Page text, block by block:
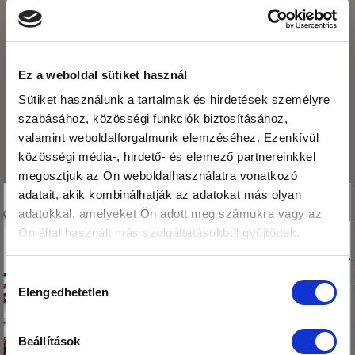
Ez a weboldal sütiket használ
Sütiket használunk a tartalmak és hirdetések személyre
szabásához, közösségi funkciók biztosításához,
valamint weboldalforgalmunk elemzéséhez. Ezenkívül
közösségi média-, hirdető- és elemező partnereinkkel
megosztjuk az Ön weboldalhasználatra vonatkozó
adatait, akik kombinálhatják az adatokat más olyan
adatokkal, amelyeket Ön adott meg számukra vagy az
Ön által használt más szolgáltatásokból gyűjtöttek.
Hozzájárulás
kiválasztása
Elengedhetetlen
Beállítások
zabliszttel
LEGUTÓBBI BEJEGYZÉSEK
Fogyasszunk mogyoró-, mandula és kesuvajat!
Mogyoróvajas szelet
Méregtelenítés természetesen és óvatosan.
Kétféle puding – laktató, finom, egészséges
Mák tárolása – így csináld, hogy sokáig friss
Tedd a kosaradba
Köszönjük,hogy
olvasod a blogunkat!
Ezért
megajándékozunk egy
kis csomag hibiszkusz
virág teával!